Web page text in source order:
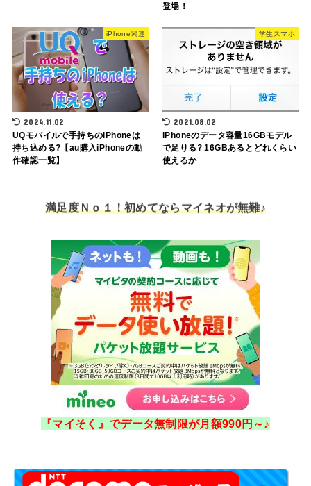
登場！
iPhone関連
2024.11.02
UQモバイルで手持ちのiPhoneは
持ち込める?【au購入iPhoneの動
作確認一覧】
学生スマホ
2021.08.02
iPhoneのデータ容量16GBモデル
で足りる? 16GBあるとどれくらい
使えるか
満足度Ｎｏ１！初めてならマイネオが無難♪
『マイそく』でデータ無制限が月額990円～♪